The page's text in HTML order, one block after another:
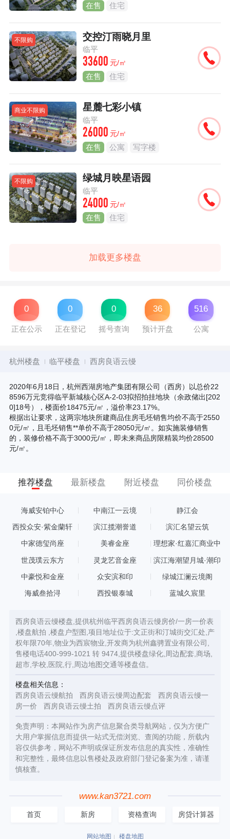
在售 住宅
不限购 交控汀雨晓月里
临平
33600 元/㎡
在售 住宅
商业不限购 星麓七彩小镇
临平
26000 元/㎡
在售 公寓 写字楼
不限购 绿城月映星语园
临平
24000 元/㎡
在售 住宅
加载更多楼盘
0
正在公示
0
正在登记
0
摇号查询
36
预计开盘
516
公寓
杭州楼盘 临平楼盘 西房良语云缦
2020年6月18日，杭州西湖房地产集团有限公司（西房）以总价22
8596万元竞得临平新城核心区A-2-03拟招拍挂地块（余政储出[202
0]18号），楼面价18475元/㎡，溢价率23.17%。
根据出让要求，这两宗地块所建商品住房毛坯销售均价不高于2550
0元/㎡，且毛坯销售**单价不高于28050元/㎡。如实施装修销售
的，装修价格不高于3000元/㎡，即未来商品房限精装均价28500
元/㎡。
推荐楼盘 最新楼盘 附近楼盘 同价楼盘
海威安铂中心 中南江一云境 静江会
西投众安·紫金蘭轩 滨江揽潮誉道 滨汇名望云筑
中家德玺尚座 美睿金座
理想家·红嘉汇商业中
世茂璞云东方 灵龙艺音金座 滨江海潮望月城·潮印
中豪悦和金座 众安滨和印 绿城江澜云境阁
海威叁拾浔 西投银泰城 蓝城久宸里
西房良语云缦楼盘,提供杭州临平西房良语云缦房价/一房一价表
,楼盘航拍 ,楼盘户型图,项目地址位于:文正街和汀城街交汇处,产
权年限70年,物业为西宸物业,开发商为杭州鑫骋置业有限公司,
售楼电话400-999-1021 转 9474,提供楼盘绿化,周边配套,商场,
超市,学校,医院,行,周边地图交通等楼盘信。
楼盘相关信息：
西房良语云缦航拍
西房良语云缦周边配套
西房良语云缦一
房一价
西房良语云缦土拍 西房良语云缦点评
免责声明：本网站作为房产信息聚合类导航网站，仅为方便广
大用户掌握信息而提供一站式无偿浏览、查阅的功能，所载内
容仅供参考，网站不声明或保证所发布信息的真实性，准确性
和完整性，最终信息以售楼处及政府部门登记备案为准，请谨
慎核查。
www.kan3721.com
首页 新房 资格查询 房贷计算器
网站地图 楼盘地图